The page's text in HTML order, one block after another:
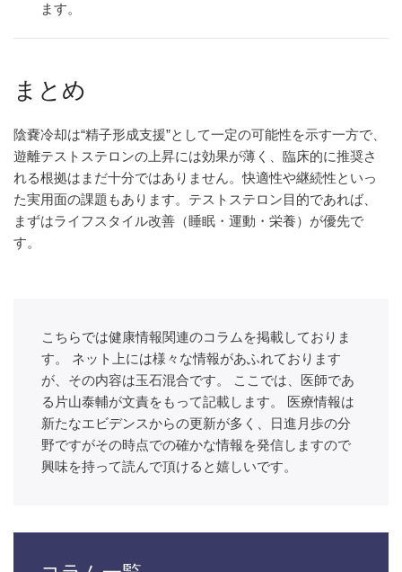
ます。
まとめ
陰嚢冷却は“精子形成支援”として一定の可能性を示す一方で、
遊離テストステロンの上昇には効果が薄く、臨床的に推奨さ
れる根拠はまだ十分ではありません。快適性や継続性といっ
た実用面の課題もあります。テストステロン目的であれば、
まずはライフスタイル改善（睡眠・運動・栄養）が優先で
す。
こちらでは健康情報関連のコラムを掲載しておりま
す。 ネット上には様々な情報があふれております
が、その内容は玉石混合です。 ここでは、医師であ
る片山泰輔が文責をもって記載します。 医療情報は
新たなエビデンスからの更新が多く、日進月歩の分
野ですがその時点での確かな情報を発信しますので
興味を持って読んで頂けると嬉しいです。